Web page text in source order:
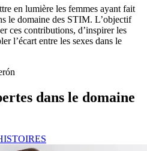
en lumière les femmes ayant fait
le domaine des STIM. L’objectif
ces contributions, d’inspirer les
l’écart entre les sexes dans le
dans le domaine